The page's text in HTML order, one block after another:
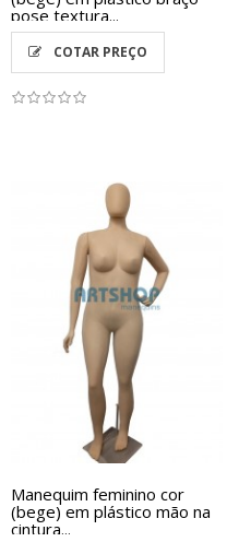
pose textura...
COTAR PREÇO
Manequim feminino cor
(bege) em plástico mão na
cintura...